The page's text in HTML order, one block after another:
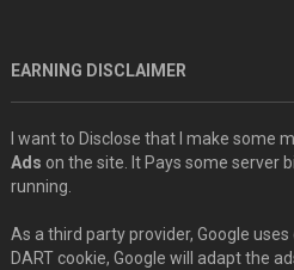
EARNING DISCLAIMER
I want to Disclose that I make some
Ads on the site. It Pays some server
running.
As a third party provider, Google
DART cookie, Google will adapt the